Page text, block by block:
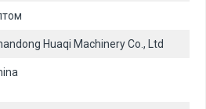
Huaqi Machinery Co., Ltd